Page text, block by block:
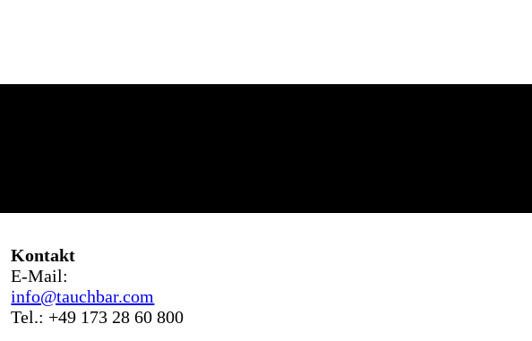
Kontakt
E-Mail:
info@tauchbar.com
Tel.: +49 173 28 60 800